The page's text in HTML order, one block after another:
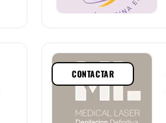
CONTACTAR